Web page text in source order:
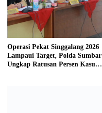
Operasi Pekat Singgalang 2026
Lampaui Target, Polda Sumbar
Ungkap Ratusan Persen Kasus